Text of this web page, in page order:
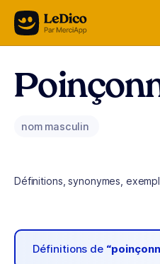
Aller au contenu
nom masculin
Définitions, synonymes,
Définitions de